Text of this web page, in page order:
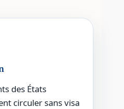
des États
circuler sans visa